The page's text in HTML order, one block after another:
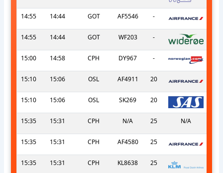
14:55 14:44 GOT AF5546 -
14:55 14:44 GOT WF203 -
15:00 14:58 CPH DY967 -
15:10 15:06 OSL AF4911 20
15:10 15:06 OSL SK269 20
15:35 15:31 CPH N/A 25 N/A
15:35 15:31 CPH AF4580 25
15:35 15:31 CPH KL8638 25